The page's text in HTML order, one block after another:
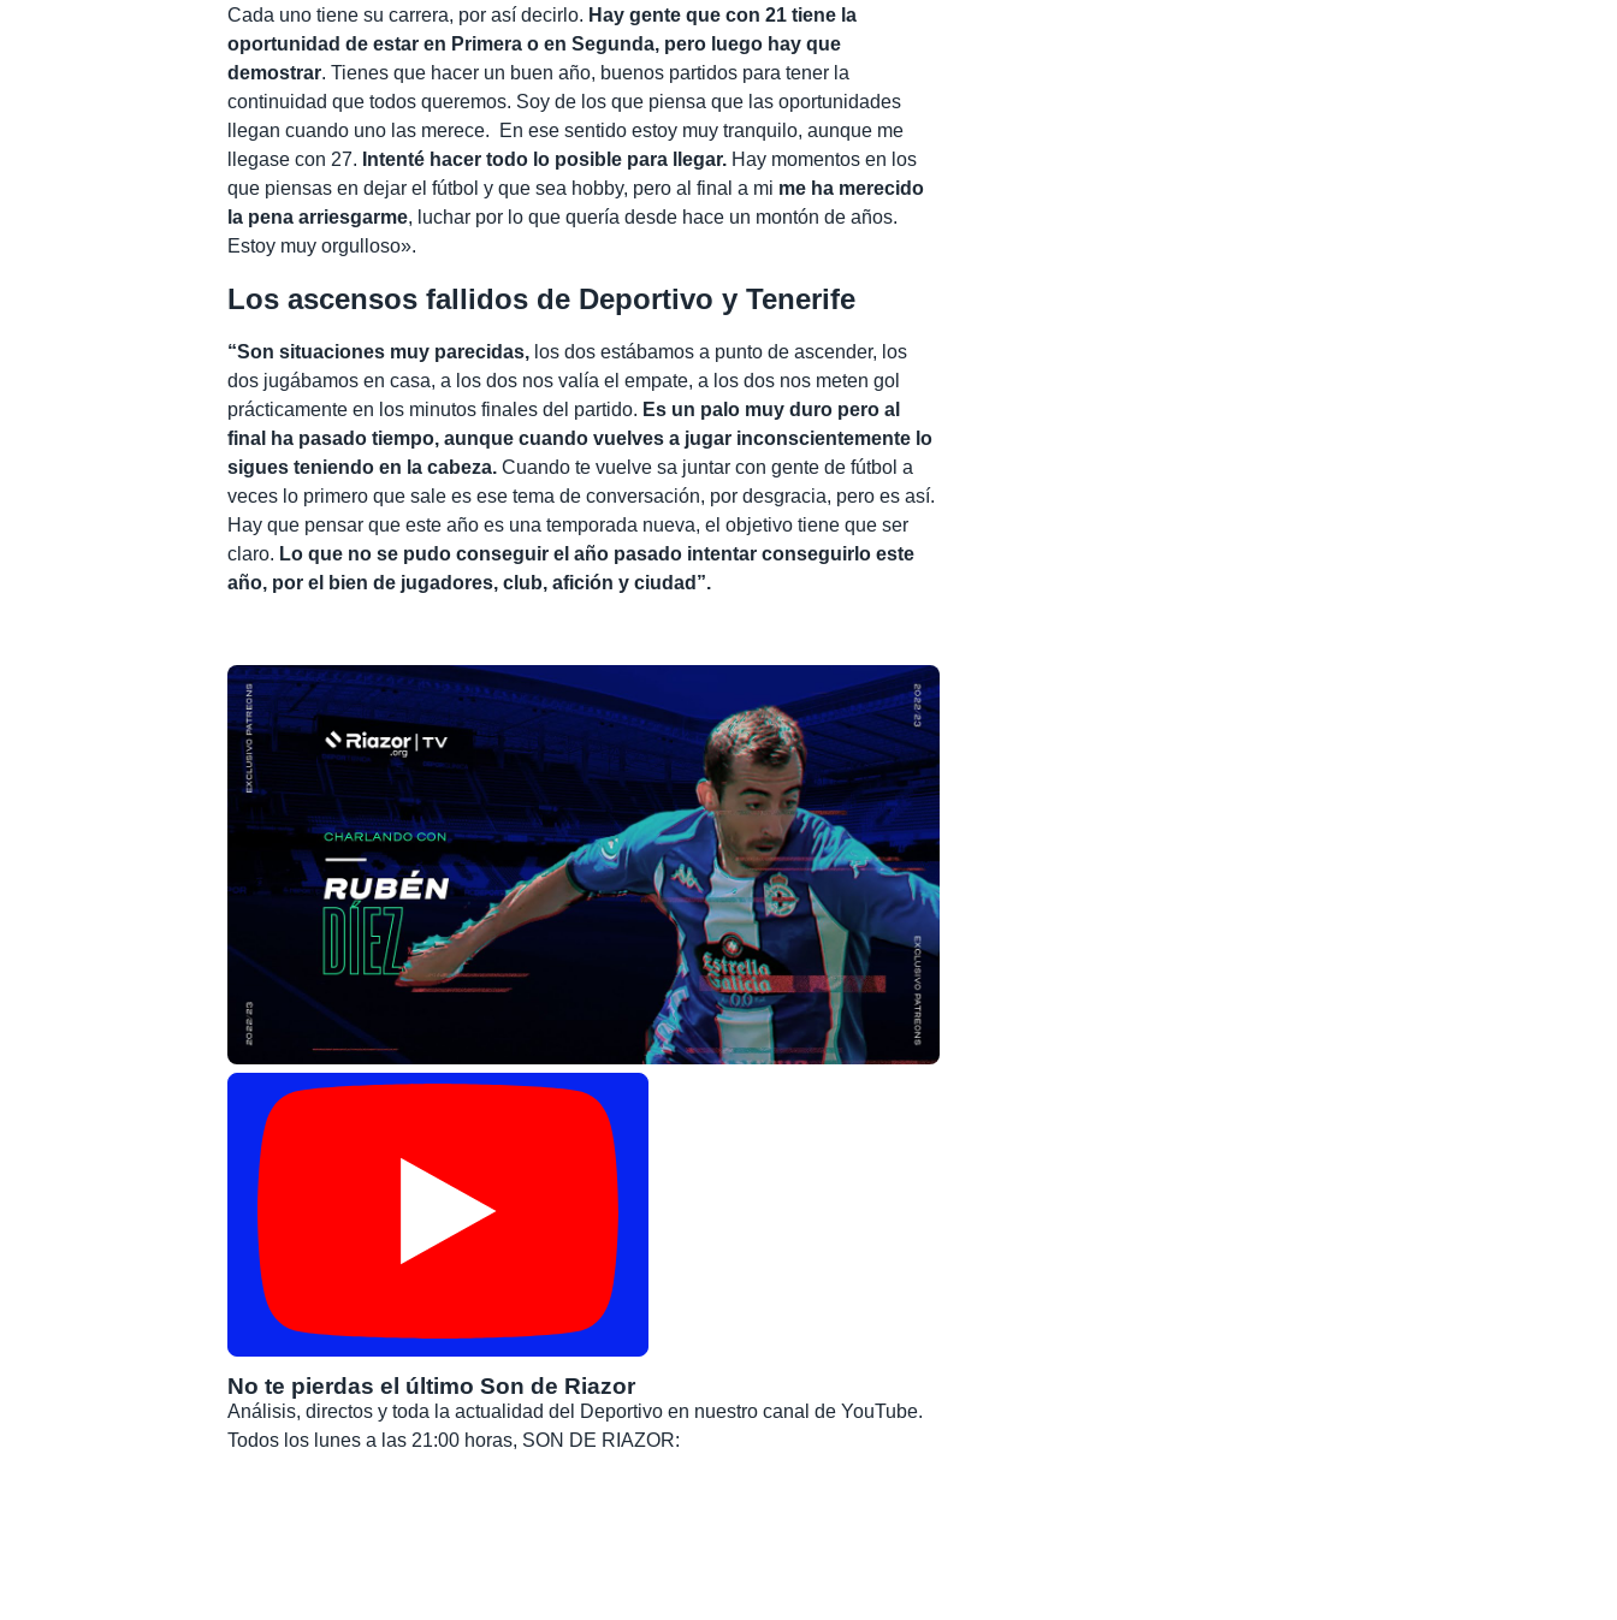
Cada uno tiene su carrera, por así decirlo. Hay gente que con 21 tiene la
oportunidad de estar en Primera o en Segunda, pero luego hay que
demostrar. Tienes que hacer un buen año, buenos partidos para tener la
continuidad que todos queremos. Soy de los que piensa que las oportunidades
llegan cuando uno las merece.
En ese sentido estoy muy tranquilo, aunque me
llegase con 27. Intenté hacer todo lo posible para llegar. Hay momentos en los
que piensas en dejar el fútbol y que sea hobby, pero al final a mi me ha merecido
la pena arriesgarme, luchar por lo que quería desde hace un montón de años.
Estoy muy orgulloso».
Los ascensos fallidos de Deportivo y Tenerife
“Son situaciones muy parecidas, los dos estábamos a punto de ascender, los
dos jugábamos en casa, a los dos nos valía el empate, a los dos nos meten gol
prácticamente en los minutos finales del partido. Es un palo muy duro pero al
final ha pasado tiempo, aunque cuando vuelves a jugar inconscientemente lo
sigues teniendo en la cabeza. Cuando te vuelve sa juntar con gente de fútbol a
veces lo primero que sale es ese tema de conversación, por desgracia, pero es así.
Hay que pensar que este año es una temporada nueva, el objetivo tiene que ser
claro. Lo que no se pudo conseguir el año pasado intentar conseguirlo este
año, por el bien de jugadores, club, afición y ciudad”.
No te pierdas el último Son de Riazor
Análisis, directos y toda la actualidad del Deportivo en nuestro canal de YouTube.
Todos los lunes a las 21:00 horas, SON DE RIAZOR: